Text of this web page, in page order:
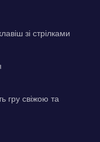
зі стрілками
гру свіжою та